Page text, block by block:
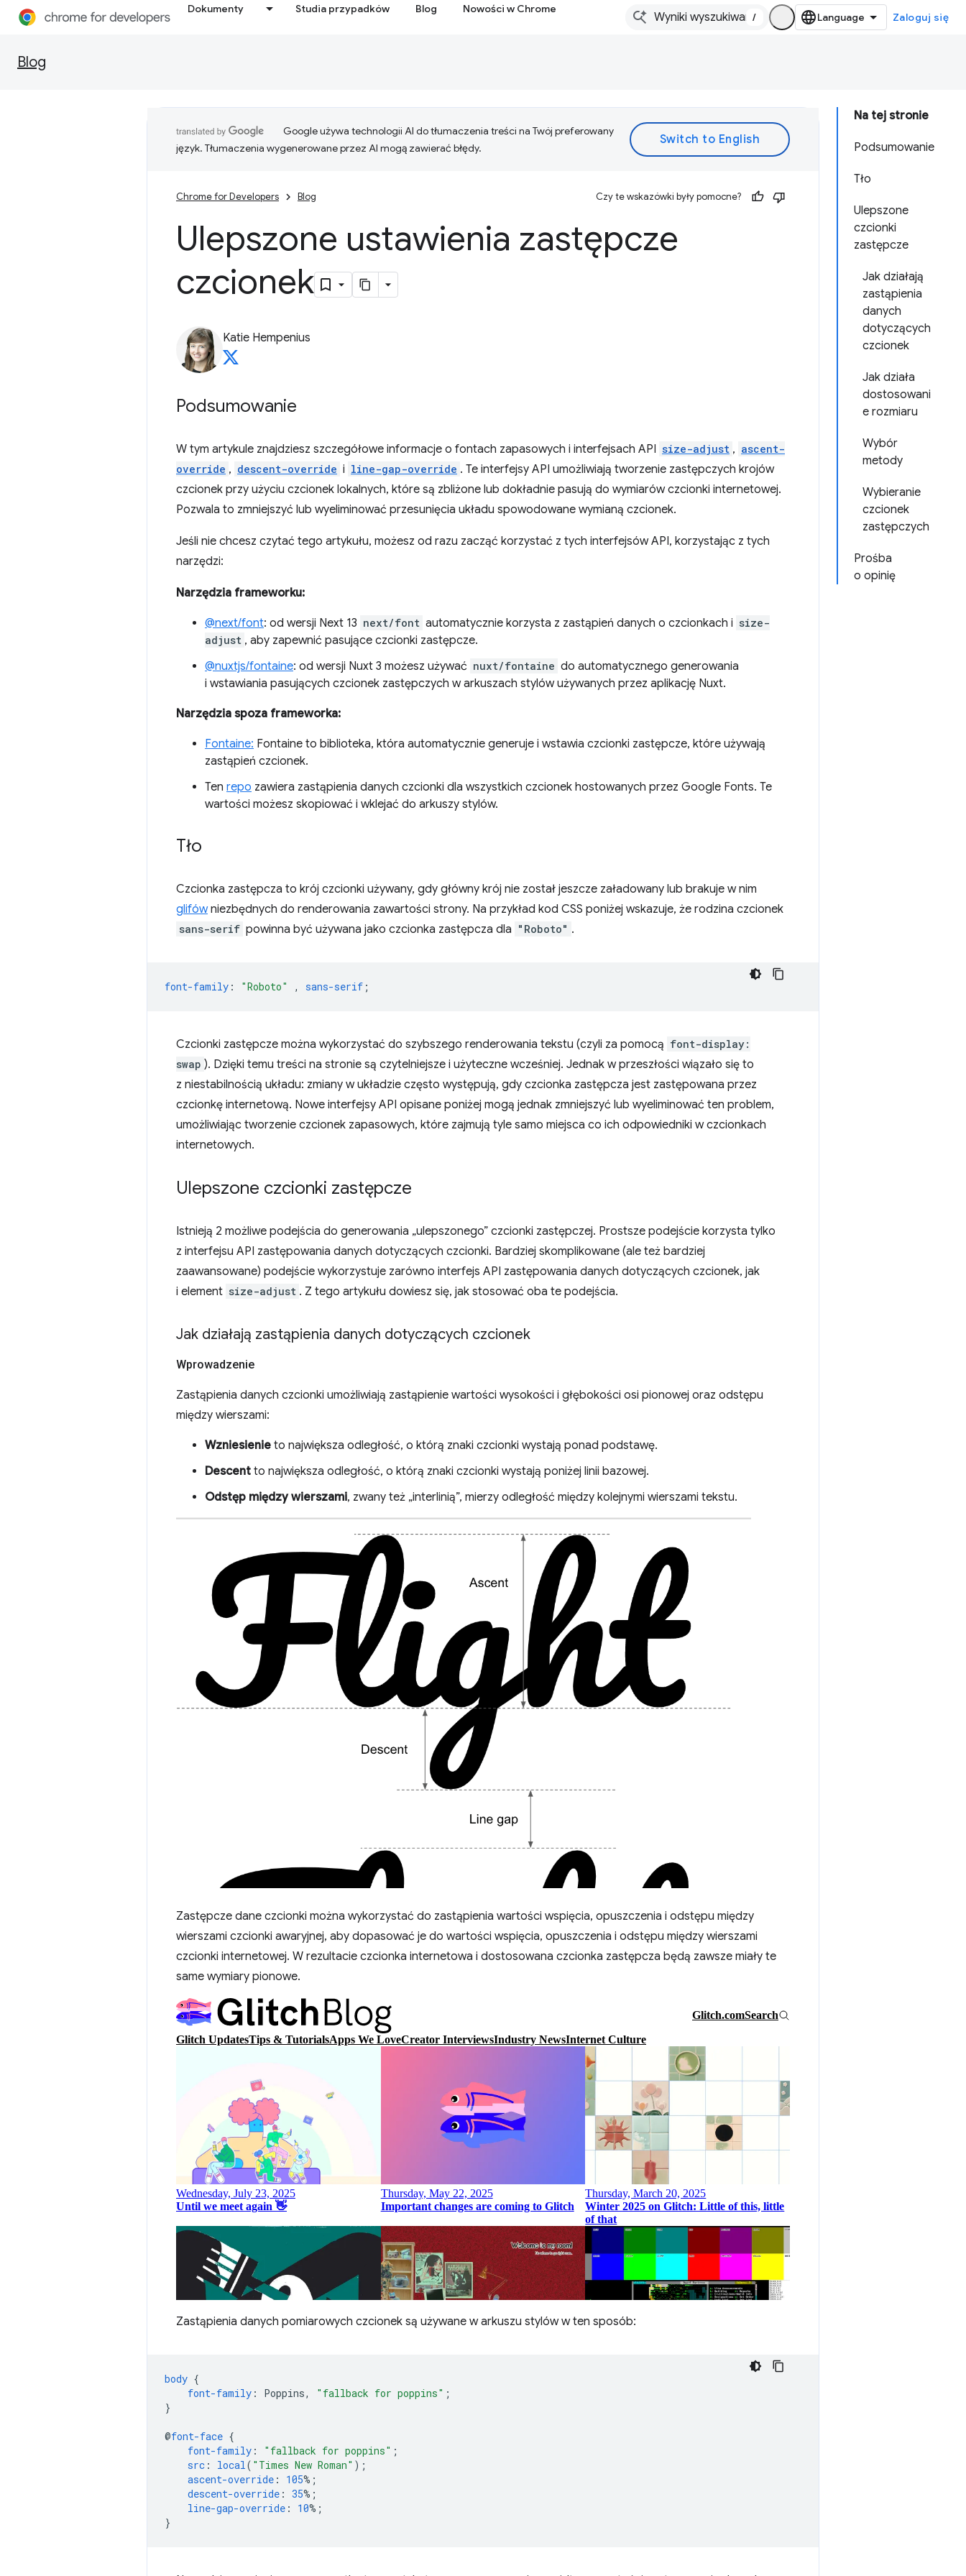
Dokumenty Studia przypadków Blog Nowości w Chrome
/ Zaloguj się
Blog
Na tej stronie
Podsumowanie
Tło
Ulepszone
czcionki
zastępcze
Jak działają
zastąpienia
danych
dotyczących
czcionek
Jak działa
dostosowani
e rozmiaru
Wybór
metody
Wybieranie
czcionek
zastępczych
Prośba
o opinię
Google używa technologii AI do tłumaczenia treści na Twój preferowany
język. Tłumaczenia wygenerowane przez AI mogą zawierać błędy.
Chrome for Developers Blog Czy te wskazówki były pomocne?
Ulepszone ustawienia zastępcze
czcionek
Katie Hempenius
Podsumowanie
W tym artykule znajdziesz szczegółowe informacje o fontach zapasowych i interfejsach API size-adjust , ascent-
override , descent-override i line-gap-override . Te interfejsy API umożliwiają tworzenie zastępczych krojów
czcionek przy użyciu czcionek lokalnych, które są zbliżone lub dokładnie pasują do wymiarów czcionki internetowej.
Pozwala to zmniejszyć lub wyeliminować przesunięcia układu spowodowane wymianą czcionek.
Jeśli nie chcesz czytać tego artykułu, możesz od razu zacząć korzystać z tych interfejsów API, korzystając z tych
narzędzi:
Narzędzia frameworku:
@next/font: od wersji Next 13 next/font automatycznie korzysta z zastąpień danych o czcionkach i size-
adjust , aby zapewnić pasujące czcionki zastępcze.
@nuxtjs/fontaine: od wersji Nuxt 3 możesz używać nuxt/fontaine do automatycznego generowania
i wstawiania pasujących czcionek zastępczych w arkuszach stylów używanych przez aplikację Nuxt.
Narzędzia spoza frameworka:
Fontaine: Fontaine to biblioteka, która automatycznie generuje i wstawia czcionki zastępcze, które używają
zastąpień czcionek.
Ten repo zawiera zastąpienia danych czcionki dla wszystkich czcionek hostowanych przez Google Fonts. Te
wartości możesz skopiować i wklejać do arkuszy stylów.
Tło
Czcionka zastępcza to krój czcionki używany, gdy główny krój nie został jeszcze załadowany lub brakuje w nim
glifówniezbędnych do renderowania zawartości strony. Na przykład kod CSS poniżej wskazuje, że rodzina czcionek
sans-serif powinna być używana jako czcionka zastępcza dla "Roboto" .
font-family : "Roboto" , sans-serif ;
Czcionki zastępcze można wykorzystać do szybszego renderowania tekstu (czyli za pomocą font-display:
swap ). Dzięki temu treści na stronie są czytelniejsze i użyteczne wcześniej. Jednak w przeszłości wiązało się to
z niestabilnością układu: zmiany w układzie często występują, gdy czcionka zastępcza jest zastępowana przez
czcionkę internetową. Nowe interfejsy API opisane poniżej mogą jednak zmniejszyć lub wyeliminować ten problem,
umożliwiając tworzenie czcionek zapasowych, które zajmują tyle samo miejsca co ich odpowiedniki w czcionkach
internetowych.
Ulepszone czcionki zastępcze
Istnieją 2 możliwe podejścia do generowania „ulepszonego” czcionki zastępczej. Prostsze podejście korzysta tylko
z interfejsu API zastępowania danych dotyczących czcionki. Bardziej skomplikowane (ale też bardziej
zaawansowane) podejście wykorzystuje zarówno interfejs API zastępowania danych dotyczących czcionek, jak
i element size-adjust . Z tego artykułu dowiesz się, jak stosować oba te podejścia.
Jak działają zastąpienia danych dotyczących czcionek
Wprowadzenie
Zastąpienia danych czcionki umożliwiają zastąpienie wartości wysokości i głębokości osi pionowej oraz odstępu
między wierszami:
Wzniesienie to największa odległość, o którą znaki czcionki wystają ponad podstawę.
Descent to największa odległość, o którą znaki czcionki wystają poniżej linii bazowej.
Odstęp między wierszami, zwany też „interlinią”, mierzy odległość między kolejnymi wierszami tekstu.
Zastępcze dane czcionki można wykorzystać do zastąpienia wartości wspięcia, opuszczenia i odstępu między
wierszami czcionki awaryjnej, aby dopasować je do wartości wspięcia, opuszczenia i odstępu między wierszami
czcionki internetowej. W rezultacie czcionka internetowa i dostosowana czcionka zastępcza będą zawsze miały te
same wymiary pionowe.
Zastąpienia danych pomiarowych czcionek są używane w arkuszu stylów w ten sposób:
body {
font-family : Poppins, "fallback for poppins" ;
}
@font-face {
font-family : "fallback for poppins" ;
src : local( "Times New Roman" );
ascent-override : 105%;
descent-override : 35%;
line-gap-override : 10%;
}